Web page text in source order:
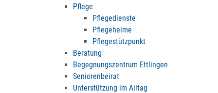
Pflege
Pflegedienste
Pflegeheime
Pflegestützpunkt
Beratung
Begegnungszentrum Ettlingen
Seniorenbeirat
Unterstützung im Alltag